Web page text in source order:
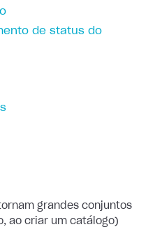
de status do
grandes conjuntos
ao criar um catálogo)